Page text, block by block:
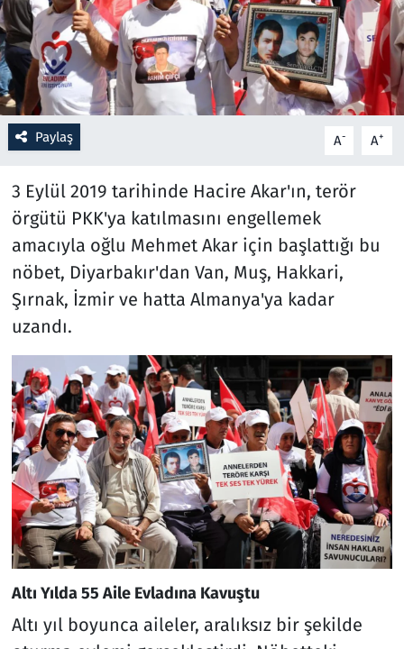
Paylaş A- A+
3 Eylül 2019 tarihinde Hacire Akar'ın, terör
örgütü PKK'ya katılmasını engellemek
amacıyla oğlu Mehmet Akar için başlattığı bu
nöbet, Diyarbakır'dan Van, Muş, Hakkari,
Şırnak, İzmir ve hatta Almanya'ya kadar
uzandı.
Altı Yılda 55 Aile Evladına Kavuştu
Altı yıl boyunca aileler, aralıksız bir şekilde
Resmi İlanlar
Rüya Tabirleri
Sağlık
Savunma Sanayi
Seçim 2023
Spor
Teknoloji ve Bilim
Televizyon